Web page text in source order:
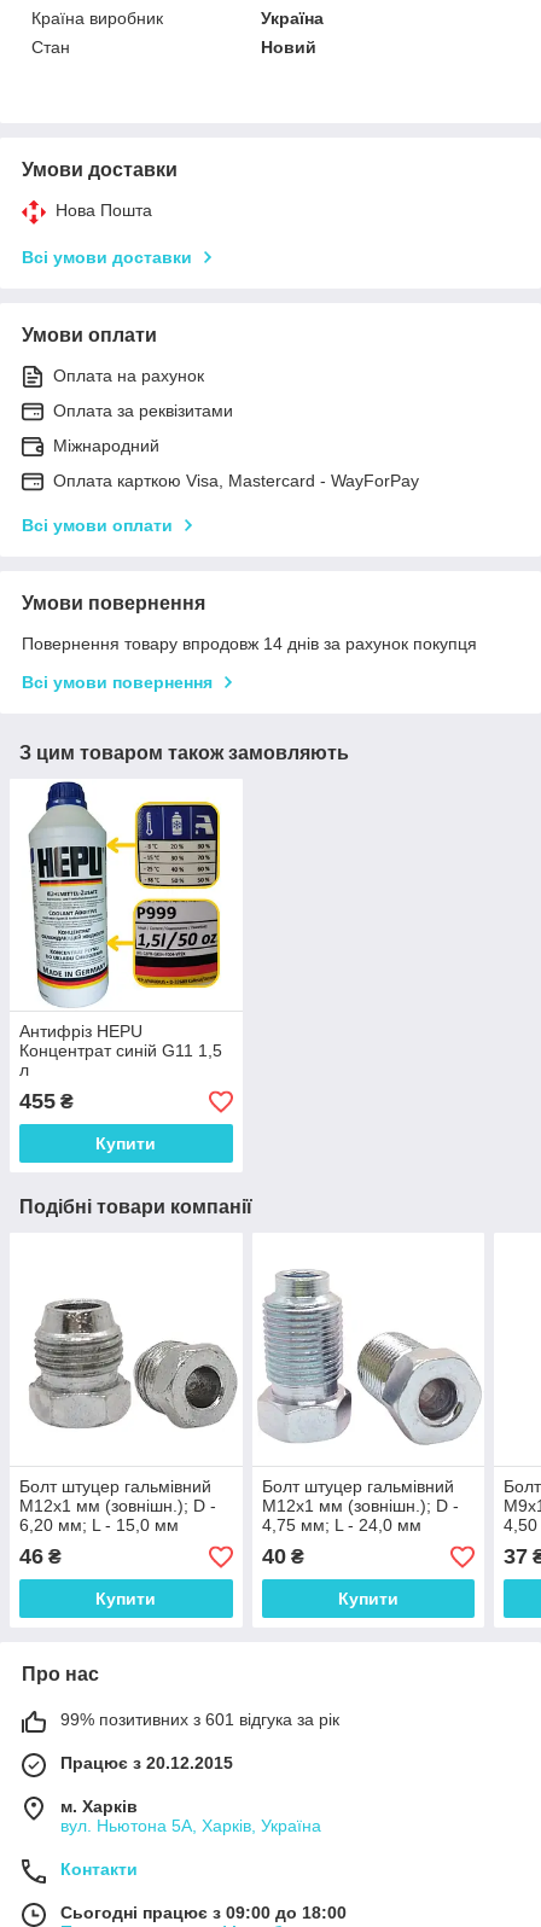
Країна виробник
Україна
Стан
Новий
Умови доставки
Нова Пошта
Всі умови доставки
Умови оплати
Оплата на рахунок
Оплата за реквізитами
Міжнародний
Оплата карткою Visa, Mastercard - WayForPay
Всі умови оплати
Умови повернення
Повернення товару впродовж 14 днів за рахунок покупця
Всі умови повернення
З цим товаром також замовляють
Антифріз HEPU
Концентрат синій G11 1,5
л
455 ₴
Купити
Подібні товари компанії
Болт штуцер гальмівний
М12х1 мм (зовнішн.); D -
6,20 мм; L - 15,0 мм
46 ₴
Купити
Болт штуцер гальмівний
М12х1 мм (зовнішн.); D -
4,75 мм; L - 24,0 мм
40₴
Купити
37
Про нас
99% позитивних з 601 відгука за рік
Працює з 20.12.2015
м. Харків
вул. Ньютона 5А, Харків, Україна
Контакти
Сьогодні працює з 09:00 до 18:00